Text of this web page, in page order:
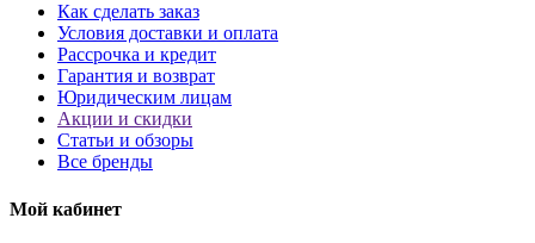
Как сделать заказ
Условия доставки и оплата
Рассрочка и кредит
Гарантия и возврат
Юридическим лицам
Акции и скидки
Статьи и обзоры
Все бренды
Мой кабинет